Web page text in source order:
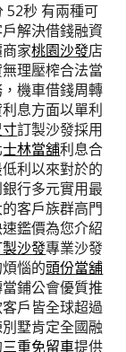
52秒 有兩種可
解決借錢融資
家桃園沙發店
理壓榨合法當
機車借錢周轉
息方面以單利
訂製沙發採用
士林當舖利息合
利以來對於的
行多元實用最
客戶族群高門
鑑價為您介紹
沙發專業沙發
惱的頭份當舖
鋪公會優質推
戶皆全球超過
墅肯定全國融
三重免留車提供